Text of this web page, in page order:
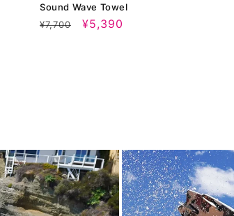
Sound Wave Towel
通
¥7,700
セ
¥5,390